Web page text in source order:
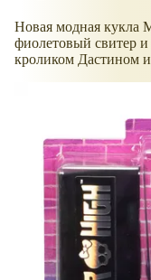
Новая модная кукла
фиолетовый свитер
кроликом Дастином и